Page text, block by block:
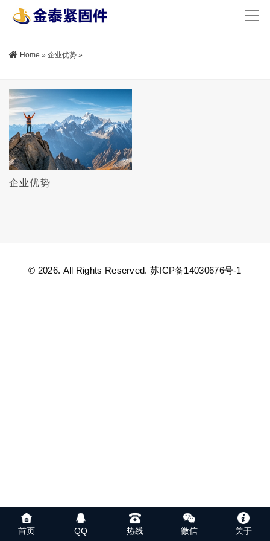
Home » 企业优势 »
企业优势
© 2026. All Rights Reserved. 苏ICP备14030676号-1
首页 QQ 热线 微信 关于